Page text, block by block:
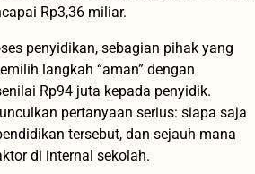
Rp3,36 miliar.
penyidikan, sebagian pihak yang
langkah “aman” dengan
Rp94 juta kepada penyidik.
pertanyaan serius: siapa saja
tersebut, dan sejauh mana
di internal sekolah.